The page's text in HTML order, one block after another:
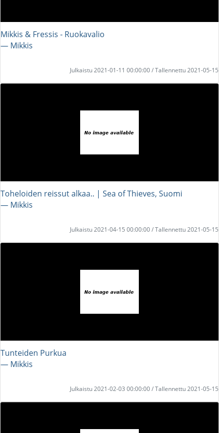
Mikkis & Fressis - Ruokavalio
― Mikkis
Julkaistu 2021-01-11 00:00:00 / Tallennettu 2021-05-15
Toheloiden reissut alkaa.. | Sea of Thieves, Suomi
― Mikkis
Julkaistu 2021-04-15 00:00:00 / Tallennettu 2021-05-15
Tunteiden Purkua
― Mikkis
Julkaistu 2021-02-03 00:00:00 / Tallennettu 2021-05-15